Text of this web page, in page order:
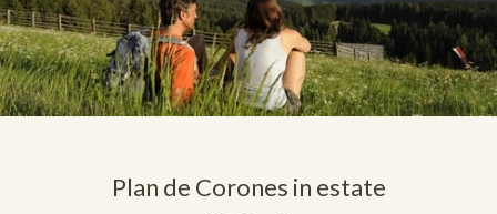
Plan de Corones in estate